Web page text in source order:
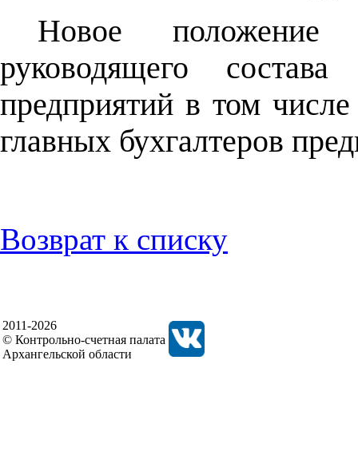
Новое положение
руководящего состава
предприятий в том
главных бухгалтеров
Возврат к списку
2011-2026
© Контрольно-счетная палата
Архангельской области